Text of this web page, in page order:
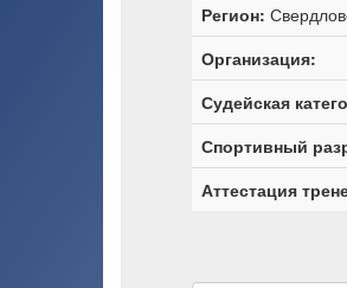
Регион:
Организация:
Судейская
Спортивный
Аттестация